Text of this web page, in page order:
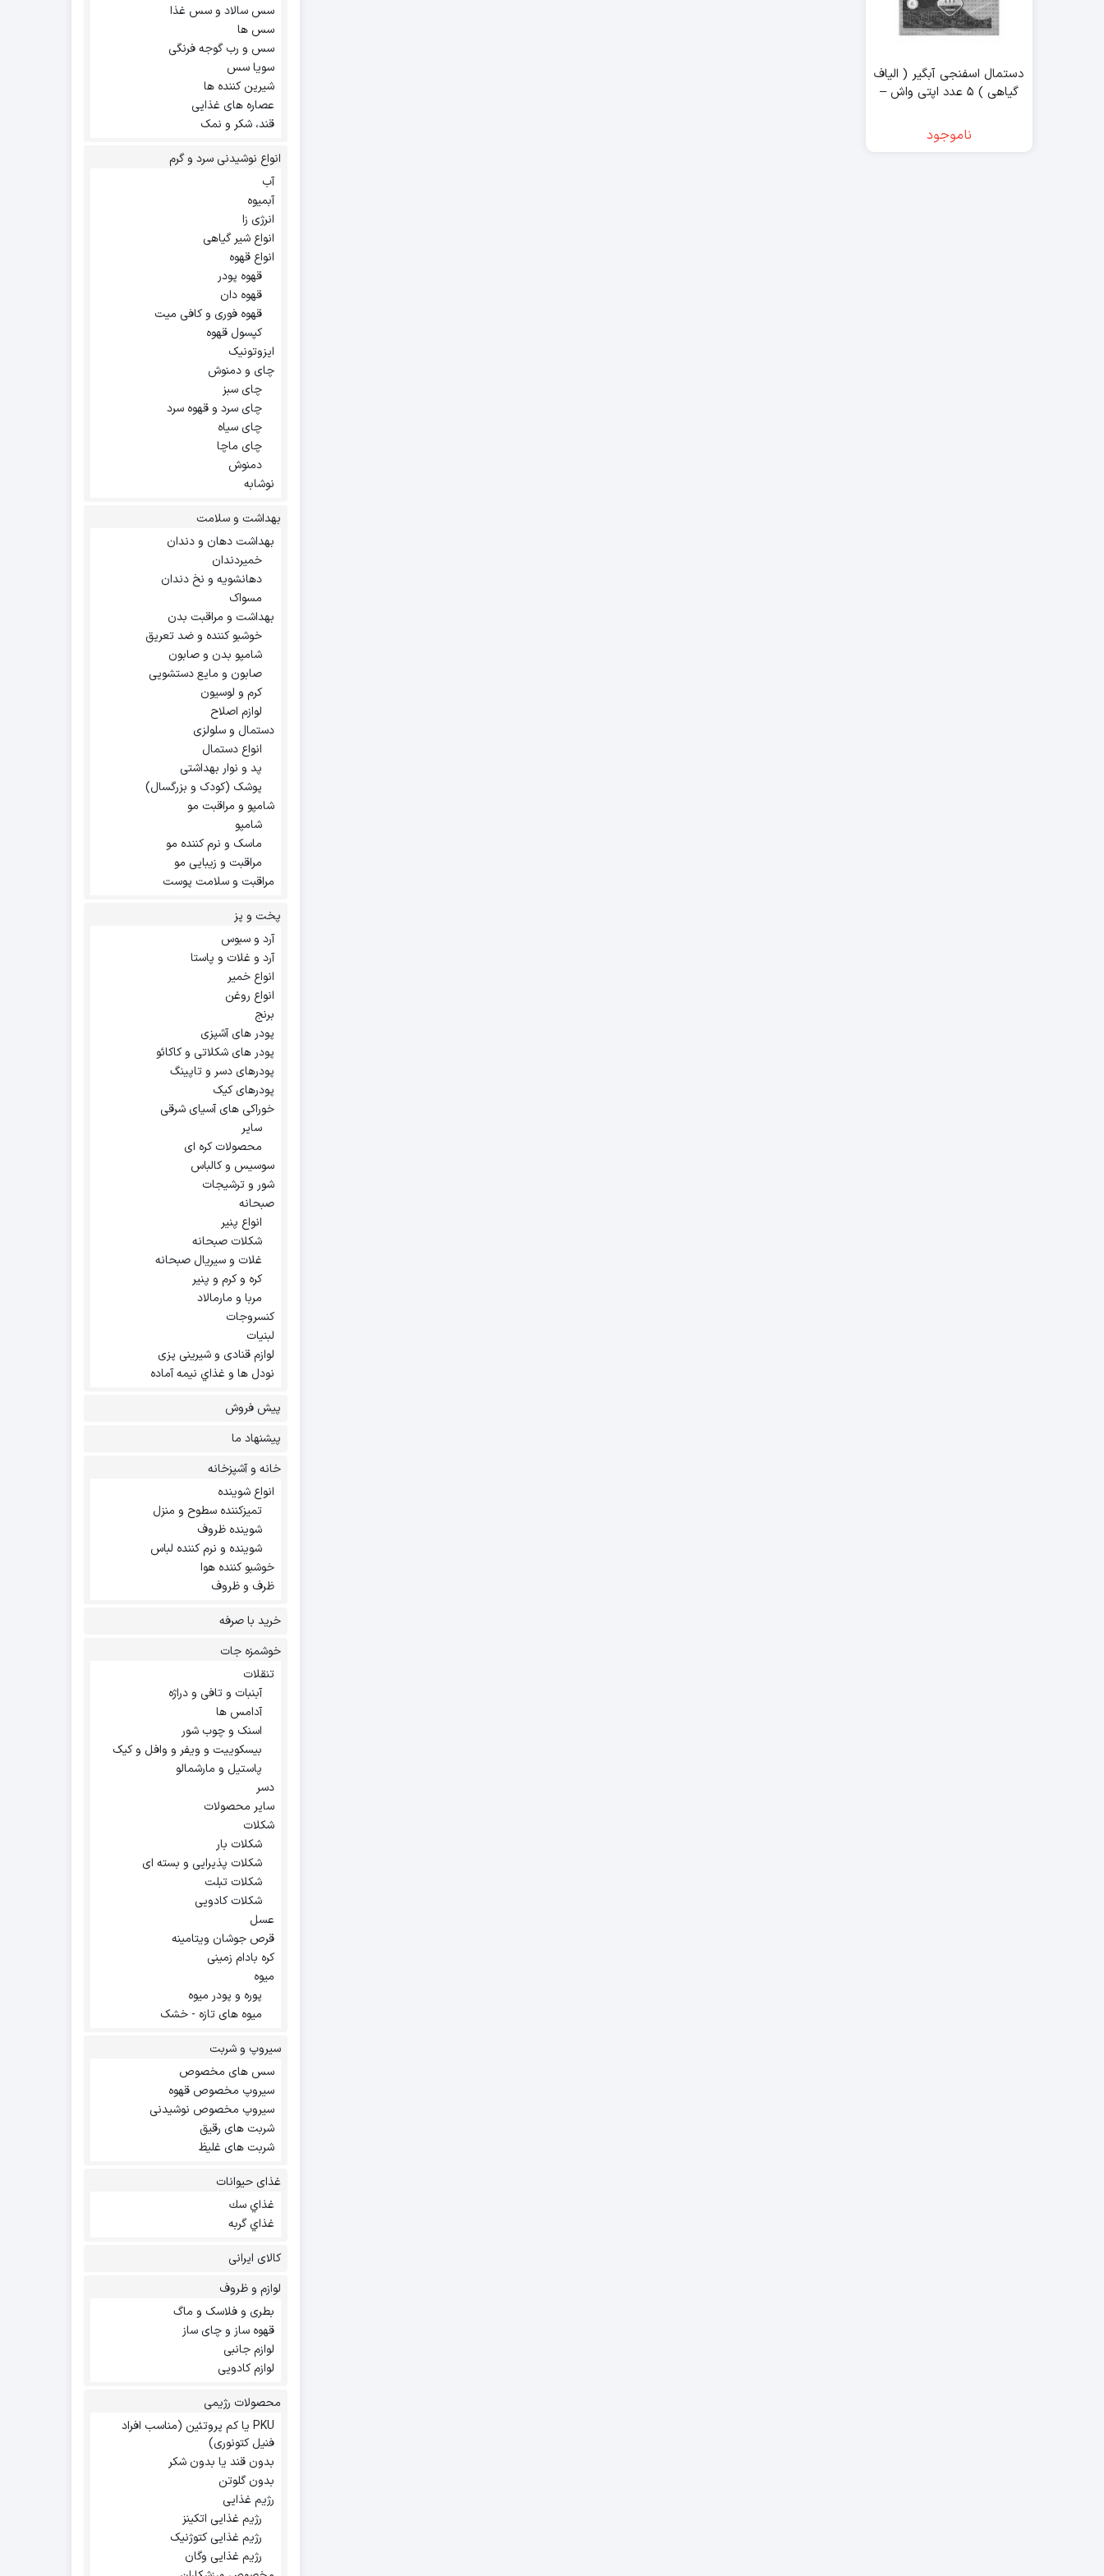
دستمال اسفنجی آبگیر ( الیاف
گیاهی ) ۵ عدد اپتی واش –
ناموجود
سس سالاد و سس غذا
سس ها
سس و رب گوجه فرنگی
سویا سس
شیرین کننده ها
عصاره های غذایی
قند، شکر و نمک
انواع نوشیدنی سرد و گرم
آب
آبمیوه
انرژی زا
انواع شیر گیاهی
انواع قهوه
قهوه پودر
قهوه دان
قهوه فوری و کافی میت
کپسول قهوه
ایزوتونیک
چای و دمنوش
چای سبز
چای سرد و قهوه سرد
چای سیاه
چای ماچا
دمنوش
نوشابه
بهداشت و سلامت
بهداشت دهان و دندان
خمیردندان
دهانشویه و نخ دندان
مسواک
بهداشت و مراقبت بدن
خوشبو کننده و ضد تعریق
شامپو بدن و صابون
صابون و مایع دستشویی
کرم و لوسیون
لوازم اصلاح
دستمال و سلولزی
انواع دستمال
پد و نوار بهداشتی
پوشک (کودک و بزرگسال)
شامپو و مراقبت مو
شامپو
ماسک و نرم کننده مو
مراقبت و زیبایی مو
مراقبت و سلامت پوست
پخت و پز
آرد و سبوس
آرد و غلات و پاستا
انواع خمیر
انواع روغن
برنج
پودر های آشپزی
پودر های شکلاتی و کاکائو
پودرهای دسر و تاپینگ
پودرهای کیک
خوراکی های آسیای شرقی
سایر
محصولات کره ای
سوسیس و کالباس
شور و ترشیجات
صبحانه
انواع پنیر
شکلات صبحانه
غلات و سیریال صبحانه
کره و کرم و پنیر
مربا و مارمالاد
کنسروجات
لبنیات
لوازم قنادی و شیرینی پزی
نودل ها و غذاي نيمه آماده
پیش فروش
پیشنهاد ما
خانه و آشپزخانه
انواع شوینده
تمیزکننده سطوح و منزل
شوینده ظروف
شوینده و نرم کننده لباس
خوشبو کننده هوا
ظرف و ظروف
خرید با صرفه
خوشمزه جات
تنقلات
آبنبات و تافی و دراژه
آدامس ها
اسنک و چوب شور
بیسکوییت و ویفر و وافل و کیک
پاستیل و مارشمالو
دسر
سایر محصولات
شکلات
شکلات بار
شکلات پذیرایی و بسته ای
شکلات تبلت
شکلات کادویی
عسل
قرص جوشان ویتامینه
کره بادام زمینی
میوه
پوره و پودر میوه
میوه های تازه - خشک
سیروپ و شربت
سس های مخصوص
سیروپ مخصوص قهوه
سیروپ مخصوص نوشیدنی
شربت های رقیق
شربت های غلیظ
غذای حیوانات
غذاي سك
غذاي گربه
کالای ایرانی
لوازم و ظروف
بطری و فلاسک و ماگ
قهوه ساز و چای ساز
لوازم جانبی
لوازم کادویی
محصولات رژیمی
PKU یا کم پروتئین (مناسب افراد
فنیل کتونوری)
بدون قند یا بدون شکر
بدون گلوتن
رژیم غذایی
رژیم غذایی اتکینز
رژیم غذایی کتوژنیک
رژیم غذایی وگان